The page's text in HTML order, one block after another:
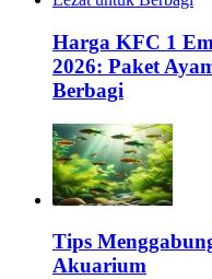
Harga KFC 1
2026: Paket
Berbagi
Tips
Akuarium